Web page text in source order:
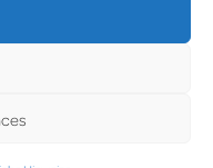
zur Baustelle zu